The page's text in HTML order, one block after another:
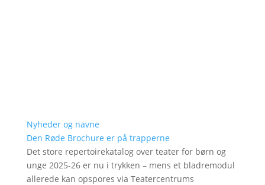
Nyheder og navne
Den Røde Brochure er på trapperne
Det store repertoirekatalog over teater for børn og
unge 2025-26 er nu i trykken – mens et bladremodul
allerede kan opspores via Teatercentrums